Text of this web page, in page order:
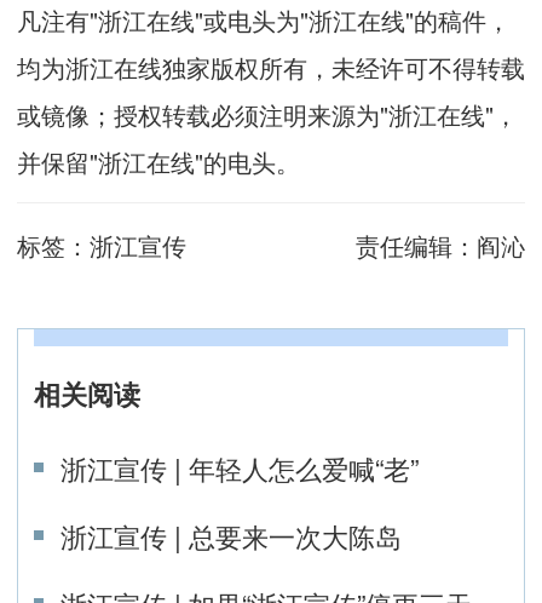
凡注有"浙江在线"或电头为"浙江在线"的稿件，
均为浙江在线独家版权所有，未经许可不得转载
或镜像；授权转载必须注明来源为"浙江在线"，
并保留"浙江在线"的电头。
标签： 浙江宣传 责任编辑： 阎沁
相关阅读
浙江宣传 | 年轻人怎么爱喊“老”
浙江宣传 | 总要来一次大陈岛